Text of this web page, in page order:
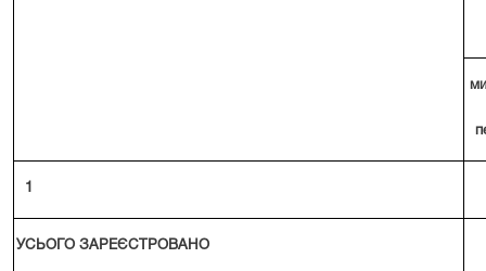
1
УСЬОГО ЗАРЕЄСТРОВАНО